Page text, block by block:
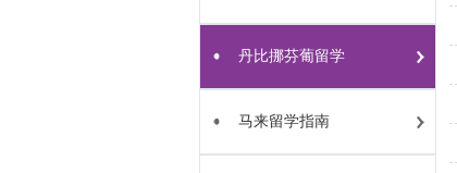
丹比挪芬葡留学
马来留学指南